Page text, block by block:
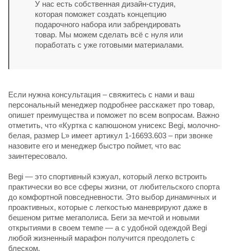
У нас есть собственная дизайн-студия,
которая поможет создать концепцию
подарочного набора или забрендировать
товар. Мы можем сделать всё с нуля или
поработать с уже готовыми материалами.
Если нужна консультация – свяжитесь с нами и ваш
персональный менеджер подробнее расскажет про товар,
опишет преимущества и поможет по всем вопросам. Важно
отметить, что «Куртка с капюшоном унисекс Begi, молочно-
белая, размер L» имеет артикул 1-16693.603 – при звонке
назовите его и менеджер быстро поймет, что вас
заинтересовало.
Begi — это спортивный кэжуал, который легко встроить
практически во все сферы жизни, от любительского спорта
до комфортной повседневности. Это выбор динамичных и
проактивных, которые с легкостью маневрируют даже в
бешеном ритме мегаполиса. Беги за мечтой и новыми
открытиями в своем темпе — а с удобной одеждой Begi
любой жизненный марафон получится преодолеть с
блеском.